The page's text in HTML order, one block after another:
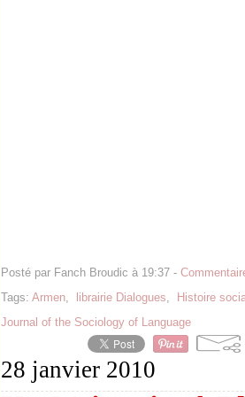
Posté par Fanch Broudic à 19:37 -
Tags: Armen, librairie Dialogues, Histoire
Journal of the Sociology of Language
28 janvier 2010